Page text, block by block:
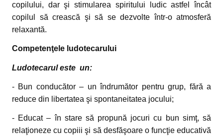
copilului, dar şi stimularea spiritului ludic astfel încât
copilul să crească şi să se dezvolte într-o atmosferă
relaxantă.
Competenţele ludotecarului
Ludotecarul este un:
- Bun conducător – un îndrumător pentru grup, fără a
reduce din libertatea şi spontaneitatea jocului;
- Educat – în stare să propună jocuri cu bun simţ, să
relaţioneze cu copiii şi să desfăşoare o funcţie educativă